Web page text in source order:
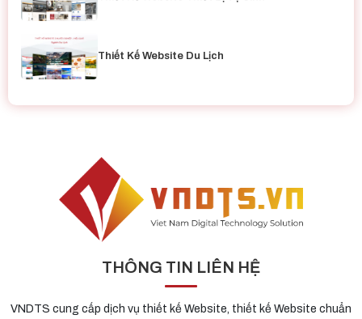
Thiết Kế Website Du Lịch
THÔNG TIN LIÊN HỆ
VNDTS cung cấp dịch vụ thiết kế Website, thiết kế Website chuẩn